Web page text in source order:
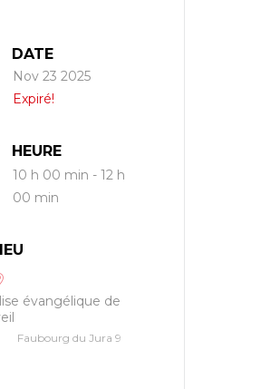
DATE
Nov 23 2025
Expiré!
HEURE
10 h 00 min - 12 h
00 min
évangélique de
Faubourg du Jura 9